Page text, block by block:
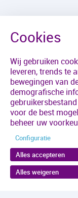
Wij gebruiken
leveren, trends te
bewegingen van
demografische
voor de best
beheer uw
Configuratie
Alles accepteren
Alles weigeren